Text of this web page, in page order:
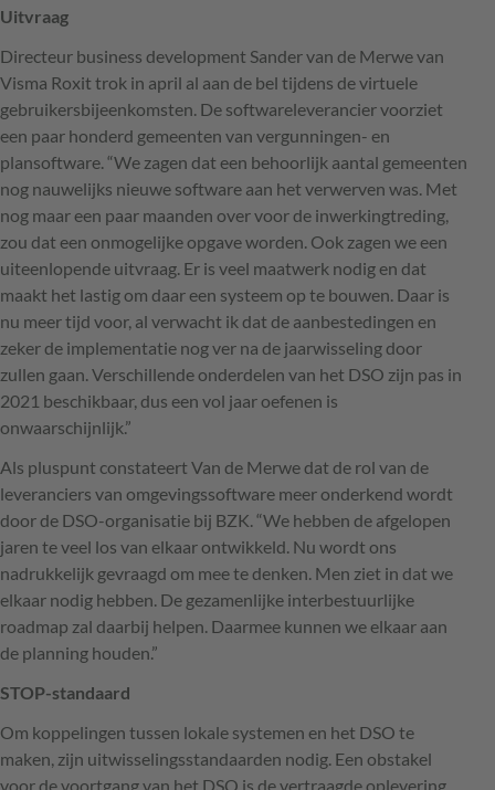
Uitvraag
Directeur business development Sander van de Merwe van
Visma Roxit trok in april al aan de bel tijdens de virtuele
gebruikersbijeenkomsten. De softwareleverancier voorziet
een paar honderd gemeenten van vergunningen- en
plansoftware. “We zagen dat een behoorlijk aantal gemeenten
nog nauwelijks nieuwe software aan het verwerven was. Met
nog maar een paar maanden over voor de inwerkingtreding,
zou dat een onmogelijke opgave worden. Ook zagen we een
uiteenlopende uitvraag. Er is veel maatwerk nodig en dat
maakt het lastig om daar een systeem op te bouwen. Daar is
nu meer tijd voor, al verwacht ik dat de aanbestedingen en
zeker de implementatie nog ver na de jaarwisseling door
zullen gaan. Verschillende onderdelen van het DSO zijn pas in
2021 beschikbaar, dus een vol jaar oefenen is
onwaarschijnlijk.”
Als pluspunt constateert Van de Merwe dat de rol van de
leveranciers van omgevingssoftware meer onderkend wordt
door de DSO-organisatie bij BZK . “We hebben de afgelopen
jaren te veel los van elkaar ontwikkeld. Nu wordt ons
nadrukkelijk gevraagd om mee te denken. Men ziet in dat we
elkaar nodig hebben. De gezamenlijke interbestuurlijke
roadmap zal daarbij helpen. Daarmee kunnen we elkaar aan
de planning houden.”
STOP-standaard
Om koppelingen tussen lokale systemen en het DSO te
maken, zijn uitwisselingsstandaarden nodig. Een obstakel
voor de voortgang van het DSO is de vertraagde oplevering